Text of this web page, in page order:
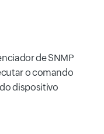
de SNMP
o comando
dispositivo